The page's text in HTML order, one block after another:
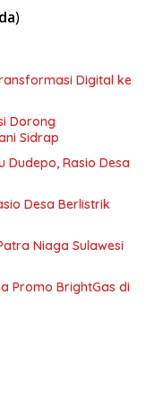
)
Digital ke
Dorong
Sidrap
Dudepo, Rasio Desa
Desa Berlistrik
Niaga Sulawesi
Promo BrightGas di